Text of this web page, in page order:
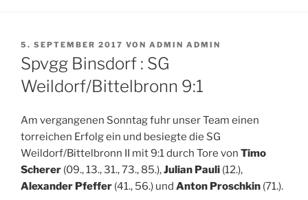
VERÖFFENTLICHT
AM
5. SEPTEMBER 2017 VON ADMIN ADMIN
Spvgg Binsdorf : SG
Weildorf/Bittelbronn 9:1
Am vergangenen Sonntag fuhr unser Team einen
torreichen Erfolg ein und besiegte die SG
Weildorf/Bittelbronn II mit 9:1 durch Tore von Timo
Scherer (09., 13., 31., 73., 85.),Julian Pauli (12.),
Alexander Pfeffer (41., 56.) und Anton Proschkin (71.).